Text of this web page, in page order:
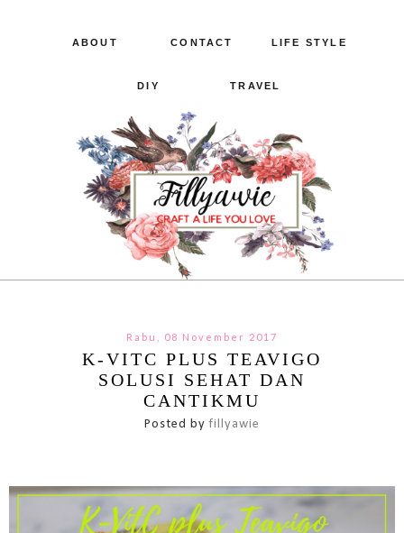
ABOUT CONTACT LIFE STYLE
DIY TRAVEL
Rabu, 08 November 2017
K-VITC PLUS TEAVIGO
SOLUSI SEHAT DAN
CANTIKMU
Posted byfillyawie